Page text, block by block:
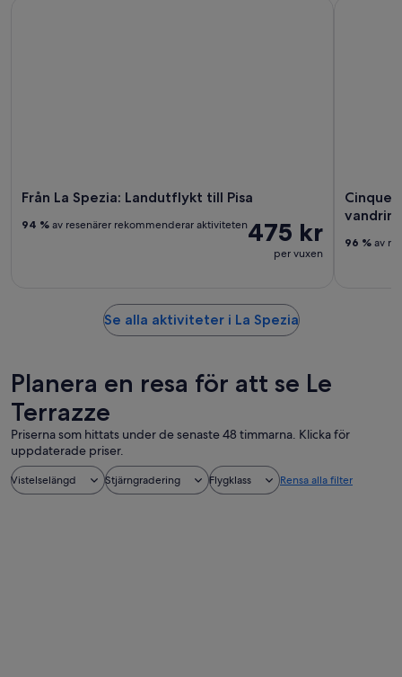
Från La Spezia: Landutflykt till Pisa
475 kr
per vuxen
94 % av resenärer rekommenderar aktiviteten
Cinque
96 % av
Se alla aktiviteter i La Spezia
Planera en resa för att se Le
Terrazze
Priserna som hittats under de senaste 48 timmarna. Klicka för
uppdaterade priser.
Vistelselängd Stjärngradering Flygklass Rensa alla filter